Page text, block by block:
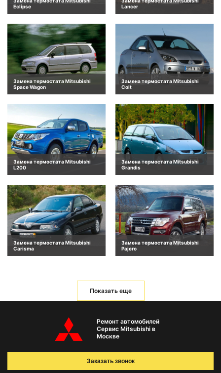
Eclipse
Lancer
Замена термостата Mitsubishi
Space Wagon
Замена термостата Mitsubishi
Colt
Замена термостата Mitsubishi
L200
Замена термостата Mitsubishi
Grandis
Замена термостата Mitsubishi
Carisma
Замена термостата Mitsubishi
Pajero
Показать еще
Ремонт автомобилей
Сервис Mitsubishi в
Москве
Заказать звонок